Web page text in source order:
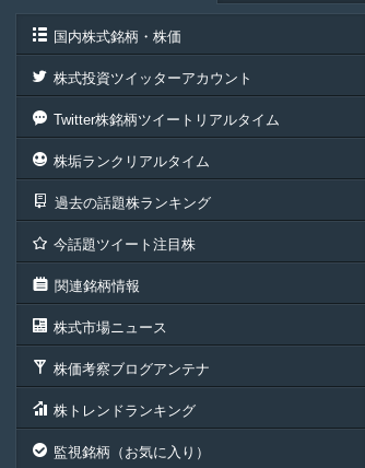
国内株式銘柄・株価
株式投資ツイッターアカウント
Twitter株銘柄ツイートリアルタイム
株垢ランクリアルタイム
過去の話題株ランキング
今話題ツイート注目株
関連銘柄情報
株式市場ニュース
株価考察ブログアンテナ
株トレンドランキング
監視銘柄（お気に入り）